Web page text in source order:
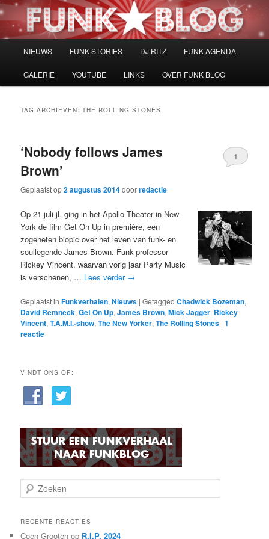
Spring
naar
Spring
naar
NIEUWS FUNK STORIES DJ RITZ FUNK AGENDA
GALERIE YOUTUBE LINKS OVER FUNK BLOG
TAG ARCHIEVEN:THE ROLLING STONES
‘Nobody follows James
Brown’
Geplaatst op2 augustus 2014doorredactie
1
Op 21 juli jl. ging in het Apollo Theater in New
York de film Get On Up in première, een
zogeheten biopic over het leven van funk- en
soullegende James Brown. Funk-professor
Rickey Vincent, waarvan vorig jaar Party Music
is verschenen, … Lees verder →
Geplaatst in Funkverhalen,Nieuws |Getagged Chadwick Bozeman,
David Remneck,Get On Up,James Brown,Mick Jagger, Rickey
Vincent,T.A.M.I.-show,The New Yorker,The Rolling Stones |1
reactie
VINDT ONS OP:
o
k
RECENTE REACTIES
Coen Grooten op R.I.P. 2024